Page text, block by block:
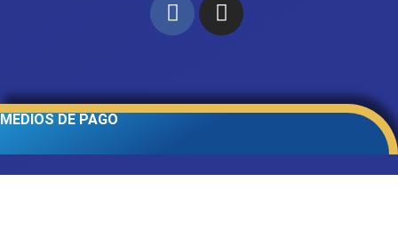
MEDIOS DE PAGO